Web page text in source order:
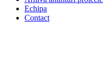
Echipa
Contact